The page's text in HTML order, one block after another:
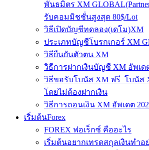
พันธมิตร XM
รับคอมมิชชั่นสูงสุด 80$/Lot
วิธีเปิดบัญชีทดลอง(เดโม)XM
ประเภทบัญชีโบรกเกอร์ XM
วิธียืนยันตัวตน XM
วิธีการฝากเงินบัญชี XM อัพเด
วิธีขอรับโบนัส XM ฟรี โบนัส
โดยไม่ต้องฝากเงิน
วิธีการถอนเงิน XM อัพเดต
เริ่มต้นForex
FOREX ฟอเร็กซ์ คืออะไร
เริ่มต้นอยากเทรดสกุลเงินทำอ